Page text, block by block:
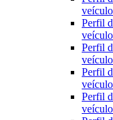
Perfil
Perfil
Perfil
Perfil